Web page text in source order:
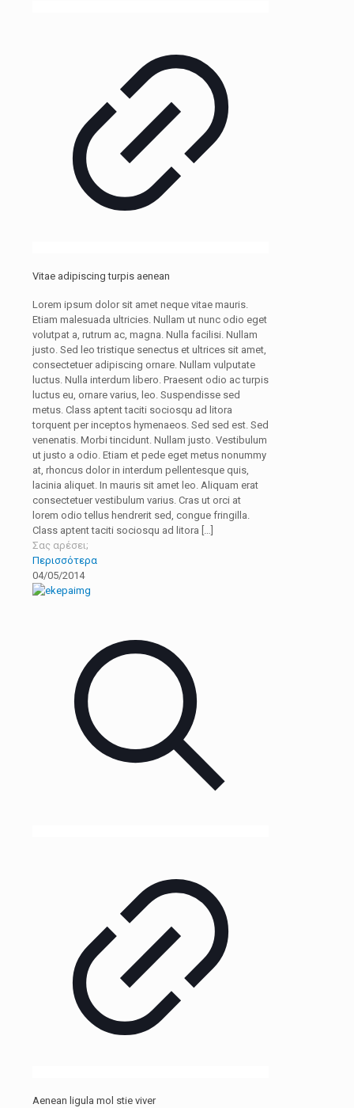
Vitae adipiscing turpis aenean
Lorem ipsum dolor sit amet neque vitae mauris.
Etiam malesuada ultricies. Nullam ut nunc odio eget
volutpat a, rutrum ac, magna. Nulla facilisi. Nullam
justo. Sed leo tristique senectus et ultrices sit amet,
consectetuer adipiscing ornare. Nullam vulputate
luctus. Nulla interdum libero. Praesent odio ac turpis
luctus eu, ornare varius, leo. Suspendisse sed
metus. Class aptent taciti sociosqu ad litora
torquent per inceptos hymenaeos. Sed sed est. Sed
venenatis. Morbi tincidunt. Nullam justo. Vestibulum
ut justo a odio. Etiam et pede eget metus nonummy
at, rhoncus dolor in interdum pellentesque quis,
lacinia aliquet. In mauris sit amet leo. Aliquam erat
consectetuer vestibulum varius. Cras ut orci at
lorem odio tellus hendrerit sed, congue fringilla.
Class aptent taciti sociosqu ad litora […]
Σας αρέσει;
Περισσότερα
04/05/2014
Aenean ligula mol stie viver